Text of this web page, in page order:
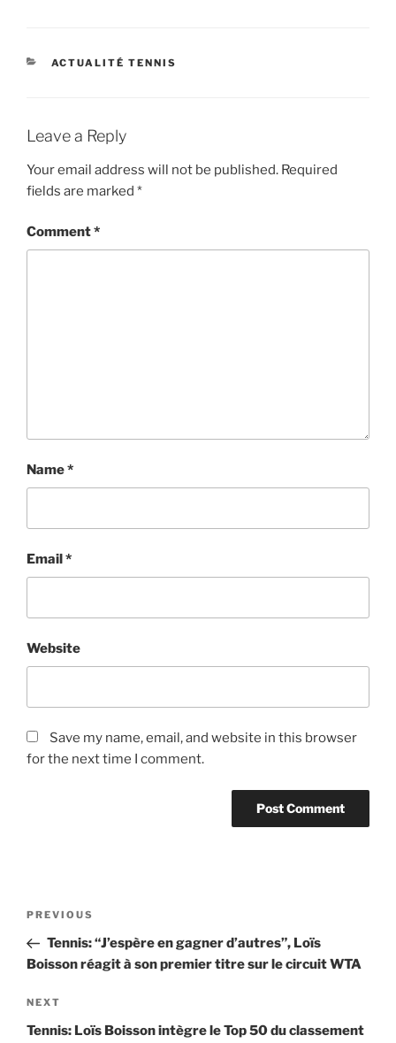
CATEGORIES
ACTUALITÉ TENNIS
Leave a Reply
Your email address will not be published. Required
fields are marked *
Comment*
Name*
Email *
Website
Save my name, email, and website in this browser
for the next time I comment.
Previous
Post
PREVIOUS
Tennis: “J’espère en gagner d’autres”, Loïs
Boisson réagit à son premier titre sur le circuit WTA
Next
Post
NEXT
Tennis: Loïs Boisson intègre le Top 50 du classement